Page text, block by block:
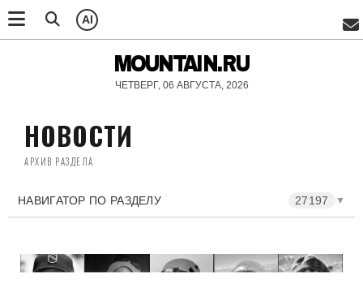
AI
MOUNTAIN.RU
ЧЕТВЕРГ, 06 АВГУСТА, 2026
НОВОСТИ
АРХИВ РАЗДЕЛА
НАВИГАТОР ПО РАЗДЕЛУ 27197 ▼